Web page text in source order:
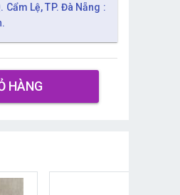
Cẩm Lệ, TP. Đà Nẵng :
HÀNG